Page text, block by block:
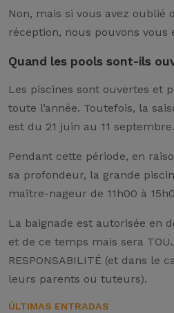
Non, mais si vous avez oublié
réception, nous pouvons vous
Quand les pools sont-ils
Les piscines sont ouvertes et
toute l’année. Toutefois, la
est du 21 juin au 11 septembre.
Pendant cette période, en
sa profondeur, la grande
maître-nageur de 11h00 à
La baignade est autorisée en
et de ce temps mais sera
RESPONSABILITÉ (et dans le
leurs parents ou tuteurs).
ÚLTIMAS ENTRADAS